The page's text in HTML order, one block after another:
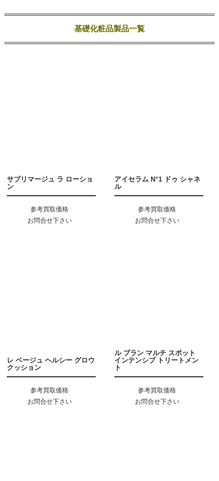
基礎化粧品製品一覧
サブリマージュ ラ ローショ
ン
参考買取価格
お問合せ下さい
アイセラム N°1 ドゥ シャネ
ル
参考買取価格
お問合せ下さい
レ ベージュ ヘルシー グロウ
クッション
参考買取価格
お問合せ下さい
ル ブラン マルチ スポット
インテンシブ トリートメン
ト
参考買取価格
お問合せ下さい